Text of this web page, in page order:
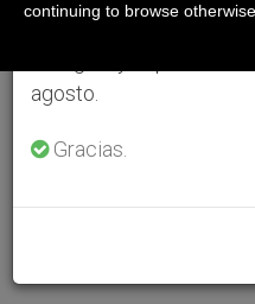
agosto.
Gracias.
continuing to browse